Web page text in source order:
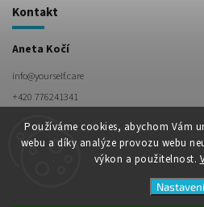
Používáme cookies, abychom Vám
webu a díky analýze provozu webu
výkon a použitelnost.
Nastavení
Kontakt
Aneta Kočí
info@yourself.care
+420 776241341